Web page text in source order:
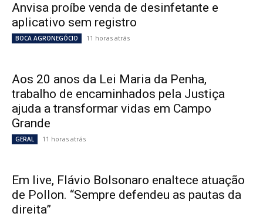
Anvisa proíbe venda de desinfetante e
aplicativo sem registro
BOCA AGRONEGÓCIO 11 horas atrás
Aos 20 anos da Lei Maria da Penha,
trabalho de encaminhados pela Justiça
ajuda a transformar vidas em Campo
Grande
GERAL 11 horas atrás
Em live, Flávio Bolsonaro enaltece atuação
de Pollon. “Sempre defendeu as pautas da
direita”